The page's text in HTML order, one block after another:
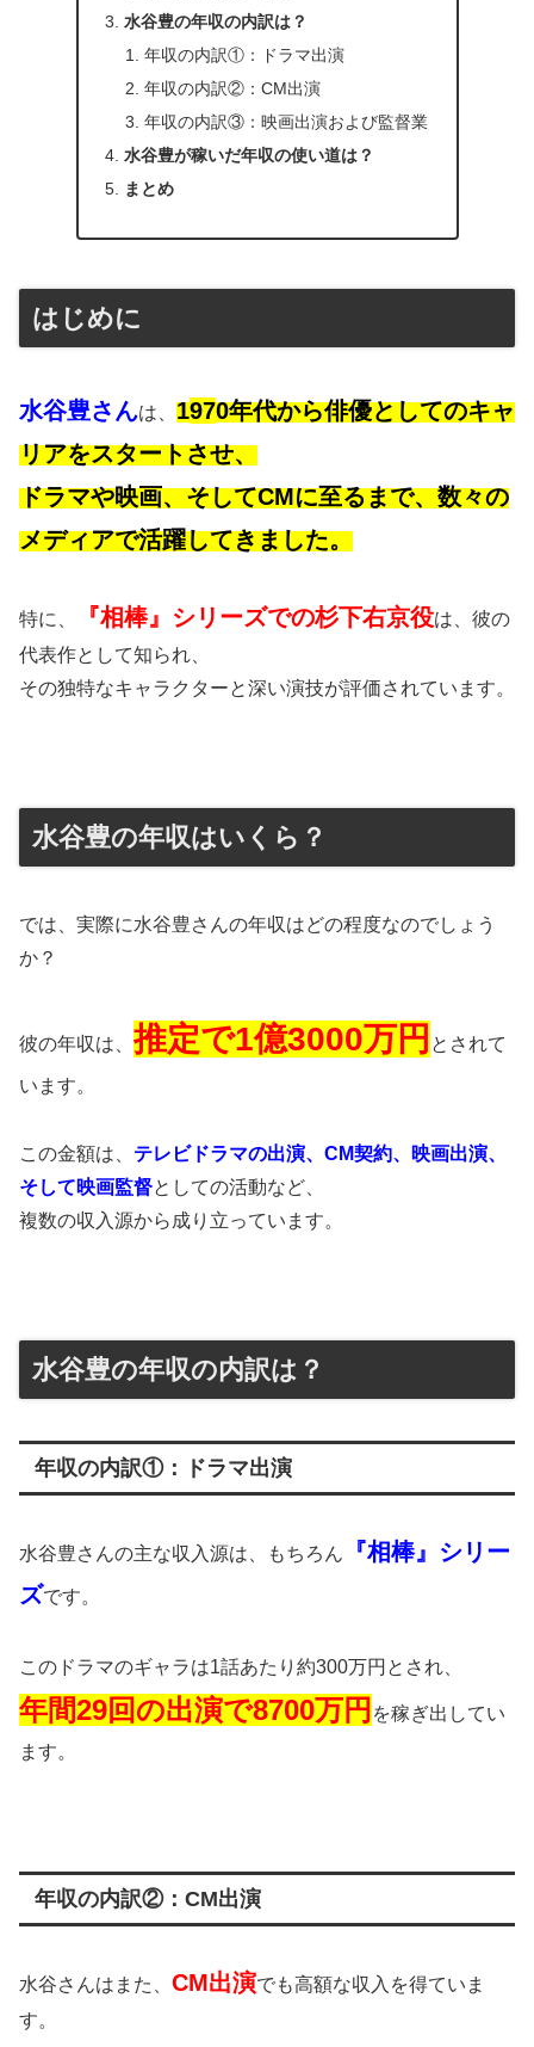
水谷豊の年収の内訳は？
年収の内訳①：ドラマ出演
年収の内訳②：CM出演
年収の内訳③：映画出演および監督業
水谷豊が稼いだ年収の使い道は？
まとめ
はじめに
水谷豊さんは、 1970年代から俳優としてのキャ
リアをスタートさせ、
ドラマや映画、そしてCMに至るまで、数々の
メディアで活躍してきました。
特に、 『相棒』シリーズでの杉下右京役は、彼の
代表作として知られ、
その独特なキャラクターと深い演技が評価されています。
水谷豊の年収はいくら？
では、実際に水谷豊さんの年収はどの程度なのでしょう
か？
彼の年収は、推定で1億3000万円 とされて
います。
この金額は、 テレビドラマの出演、CM契約、映画出演、
そして映画監督としての活動など、
複数の収入源から成り立っています。
水谷豊の年収の内訳は？
年収の内訳①：ドラマ出演
水谷豊さんの主な収入源は、もちろん
『相棒』シリー
ズです。
このドラマのギャラは1話あたり約300万円とされ、
年間29回の出演で8700万円 を稼ぎ出してい
ます。
年収の内訳②：CM出演
水谷さんはまた、 CM出演でも高額な収入を得ていま
す。